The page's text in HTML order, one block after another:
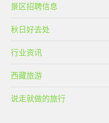
景区招聘信息
秋日好去处
行业资讯
西藏旅游
说走就做的旅行